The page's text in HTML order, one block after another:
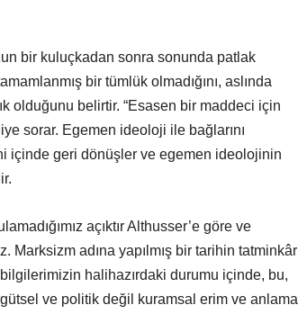
bir kuluçkadan sonra sonunda patlak
bir tümlük olmadığını, aslında
olduğunu belirtir. “Esasen bir maddeci için
sorar. Egemen ideoloji ile bağlarını
içinde geri dönüşler ve egemen ideolojinin
açıktır Althusser’e göre ve
Marksizm adına yapılmış bir tarihin tatminkâr
bilgilerimizin halihazırdaki durumu içinde, bu,
ve politik değil kuramsal erim ve anlama